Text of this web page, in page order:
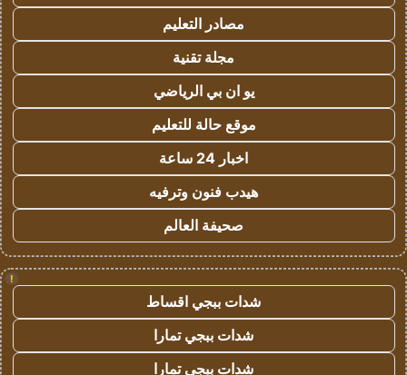
مصادر التعليم
مجلة تقنية
يو ان بي الرياضي
موقع حالة للتعليم
اخبار 24 ساعة
هيدب فنون وترفيه
صحيفة العالم
!
شدات ببجي اقساط
شدات ببجي تمارا
شدات ببجي تمارا